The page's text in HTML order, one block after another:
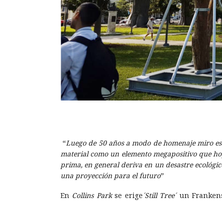
“Luego de 50 años a modo de homenaje miro
material como un elemento megapositivo que
prima, en general deriva en un desastre
una proyección para el futuro”
En Collins Parkse erige ´Still Tree´un